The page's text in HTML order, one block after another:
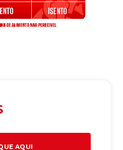
AQUI